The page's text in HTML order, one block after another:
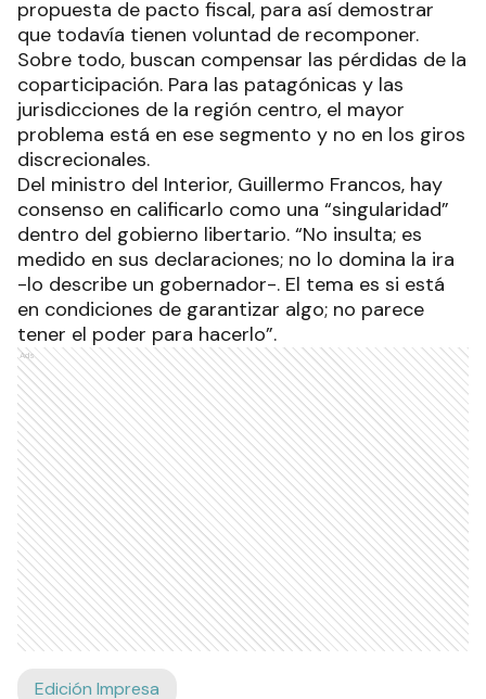
propuesta de pacto fiscal, para así demostrar
que todavía tienen voluntad de recomponer.
Sobre todo, buscan compensar las pérdidas de la
coparticipación. Para las patagónicas y las
jurisdicciones de la región centro, el mayor
problema está en ese segmento y no en los giros
discrecionales.
Del ministro del Interior, Guillermo Francos, hay
consenso en calificarlo como una “singularidad”
dentro del gobierno libertario. “No insulta; es
medido en sus declaraciones; no lo domina la ira
-lo describe un gobernador-. El tema es si está
en condiciones de garantizar algo; no parece
tener el poder para hacerlo”.
Ads
Edición Impresa